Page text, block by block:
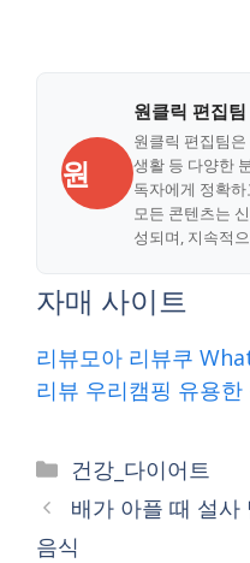
원
원클릭 편집팀
원클릭 편집팀
생활 등 다양한
독자에게 정확
모든 콘텐츠는
성되며, 지속적
자매 사이트
리뷰모아 리뷰쿠
리뷰 우리캠핑 유용한
Categories
건강_다이어트
배가 아플 때 설사
음식